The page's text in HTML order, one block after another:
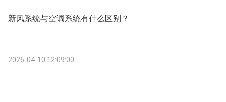
新风系统与空调系统有什么区别？
2026-04-10 12:09:00